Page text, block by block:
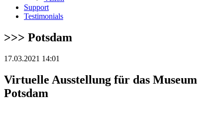
Support
Testimonials
>>> Potsdam
17.03.2021 14:01
Virtuelle Ausstellung für das Museum
Potsdam